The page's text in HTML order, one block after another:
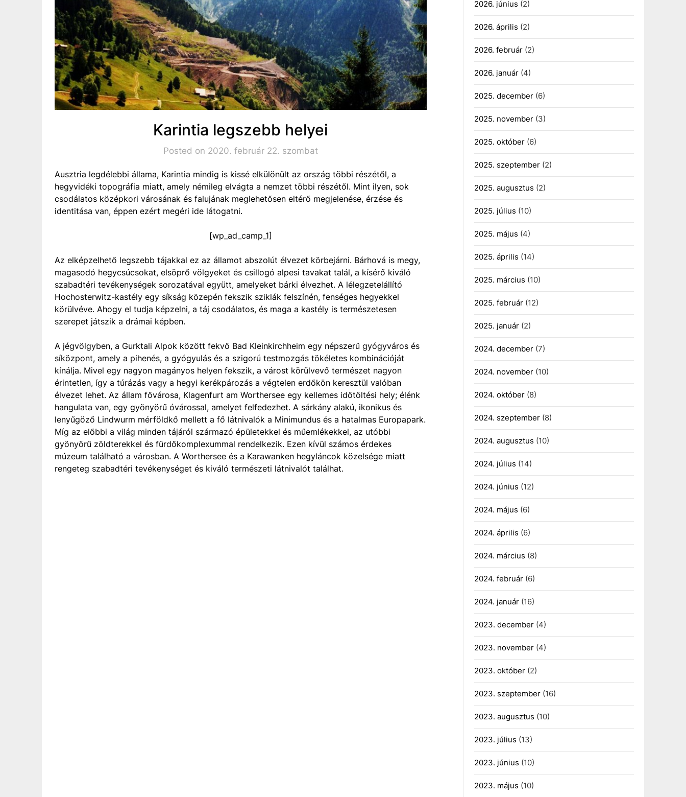
Karintia legszebb helyei
Posted on 2020. február 22. szombat
Ausztria legdélebbi állama, Karintia mindig is kissé elkülönült az ország többi részétől, a
hegyvidéki topográfia miatt, amely némileg elvágta a nemzet többi részétől. Mint ilyen, sok
csodálatos középkori városának és falujának meglehetősen eltérő megjelenése, érzése és
identitása van, éppen ezért megéri ide látogatni.
[wp_ad_camp_1]
Az elképzelhető legszebb tájakkal ez az államot abszolút élvezet körbejárni. Bárhová is megy,
magasodó hegycsúcsokat, elsöprő völgyeket és csillogó alpesi tavakat talál, a kísérő kiváló
szabadtéri tevékenységek sorozatával együtt, amelyeket bárki élvezhet. A lélegzetelállító
Hochosterwitz-kastély egy síkság közepén fekszik sziklák felszínén, fenséges hegyekkel
körülvéve. Ahogy el tudja képzelni, a táj csodálatos, és maga a kastély is természetesen
szerepet játszik a drámai képben.
A jégvölgyben, a Gurktali Alpok között fekvő Bad Kleinkirchheim egy népszerű gyógyváros és
síközpont, amely a pihenés, a gyógyulás és a szigorú testmozgás tökéletes kombinációját
kínálja. Mivel egy nagyon magányos helyen fekszik, a várost körülvevő természet nagyon
érintetlen, így a túrázás vagy a hegyi kerékpározás a végtelen erdőkön keresztül valóban
élvezet lehet. Az állam fővárosa, Klagenfurt am Worthersee egy kellemes időtöltési hely; élénk
hangulata van, egy gyönyörű óvárossal, amelyet felfedezhet. A sárkány alakú, ikonikus és
lenyűgöző Lindwurm mérföldkő mellett a fő látnivalók a Minimundus és a hatalmas Europapark.
Míg az előbbi a világ minden tájáról származó épületekkel és műemlékekkel, az utóbbi
gyönyörű zöldterekkel és fürdőkomplexummal rendelkezik. Ezen kívül számos érdekes
múzeum található a városban. A Worthersee és a Karawanken hegyláncok közelsége miatt
rengeteg szabadtéri tevékenységet és kiváló természeti látnivalót találhat.
2026. június (2)
2026. április (2)
2026. február(2)
2026. január(4)
2025. december(6)
2025. november(3)
2025. október(6)
2025. szeptember(2)
2025. augusztus (2)
2025. július (10)
2025. május (4)
2025. április (14)
2025. március (10)
2025. február(12)
2025. január(2)
2024. december(7)
2024. november(10)
2024. október(8)
2024. szeptember(8)
2024. augusztus (10)
2024. július (14)
2024. június (12)
2024. május (6)
2024. április (6)
2024. március (8)
2024. február(6)
2024. január(16)
2023. december(4)
2023. november(4)
2023. október(2)
2023. szeptember(16)
2023. augusztus (10)
2023. július (13)
2023. június (10)
2023. május (10)